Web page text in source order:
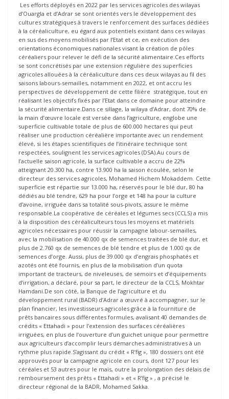
Les efforts déployés en 2022 par les services agricoles des wilayas
d’Ouargla et d’Adrar se sont orientés vers le développement des
cultures stratégiques à travers le renforcement des surfaces dédiées
à la céréaliculture, eu égard aux potentiels existant dans ces wilayas
en sus des moyens mobilisés par l’Etat et ce, en exécution des
orientations économiques nationales visant la création de pôles
céréaliers pour relever le défi de la sécurité alimentaire.Ces efforts
se sont concrétisés par une extension régulière des superficies
agricoles allouées à la céréaliculture dans ces deux wilayas au fil des
saisons labours-semailles, notamment en 2022, et ont accru les
perspectives de développement de cette filière stratégique, tout en
réalisant les objectifs fixés par l’Etat dans ce domaine pour atteindre
la sécurité alimentaire.Dans ce sillage, la wilaya d’Adrar, dont 70% de
la main d’œuvre locale est versée dans l’agriculture, englobe une
superficie cultivable totale de plus de 600.000 hectares qui peut
réaliser une production céréalière importante avec un rendement
élevé, si les étapes scientifiques de l’itinéraire technique sont
respectées, soulignent les services agricoles (DSA).Au cours de
l’actuelle saison agricole, la surface cultivable a accru de 22%
atteignant 20.300 ha, contre 13.900 ha la saison écoulée, selon le
directeur des services agricoles, Mohamed Hichem Mokaddem. Cette
superficie est répartie sur 13.000 ha, réservés pour le blé dur, 80 ha
dédiés au blé tendre, 629 ha pour l’orge et 148 ha pour la culture
d’avoine, irriguée dans sa totalité sous-pivots, assure le même
responsable.La coopérative de céréales et légumes secs (CCLS) a mis
à la disposition des céréaliculteurs tous les moyens et matériels
agricoles nécessaires pour réussir la campagne labour-semailles,
avec la mobilisation de 40.000 qx de semences traitées de blé dur, et
plus de 2.760 qx de semences de blé tendre et plus de 1.000 qx de
semences d’orge. Aussi, plus de 39.000 qx d’engrais phosphatés et
azotés ont été fournis, en plus de la mobilisation d’un quota
important de tracteurs, de niveleuses, de semoirs et d’équipements
d’irrigation, a déclaré, pour sa part, le directeur de la CCLS, Mokhtar
Hamdani.De son côté, la Banque de l’agriculture et du
développement rural (BADR) d’Adrar a œuvré à accompagner, sur le
plan financier, les investisseurs agricoles grâce à la fourniture de
prêts bancaires sous différentes formules, avalisant 40 demandes de
crédits « Ettahadi » pour l’extension des surfaces céréalières
irriguées, en plus de l’ouverture d’un guichet unique pour permettre
aux agriculteurs d’accomplir leurs démarches administratives à un
rythme plus rapide.S’agissant du crédit « R’fig », 180 dossiers ont été
approuvés pour la campagne agricole en cours, dont 127 pour les
céréales et 53 autres pour le maïs, outre la prolongation des délais de
remboursement des prêts « Ettahadi » et « R’fig » , a précisé le
directeur régional de la BADR, Mohamed Sakka.